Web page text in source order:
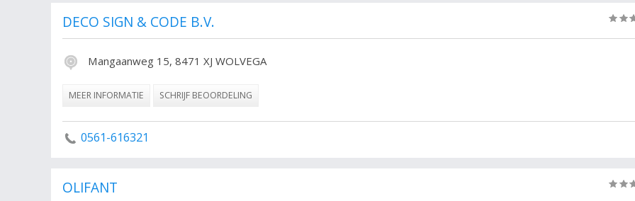
DECO SIGN & CODE B.V.
Mangaanweg 15, 8471 XJ WOLVEGA
MEER INFORMATIE SCHRIJF BEOORDELING
0561-616321
OLIFANT